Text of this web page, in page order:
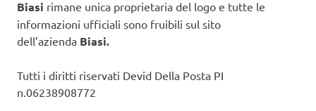
Biasi rimane unica proprietaria del logo e tutte le
informazioni ufficiali sono fruibili sul sito
dell’azienda Biasi.
Tutti i diritti riservati Devid Della Posta PI
n.06238908772